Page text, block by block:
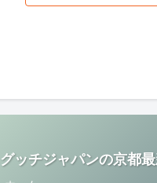
グッチジャパンの京都